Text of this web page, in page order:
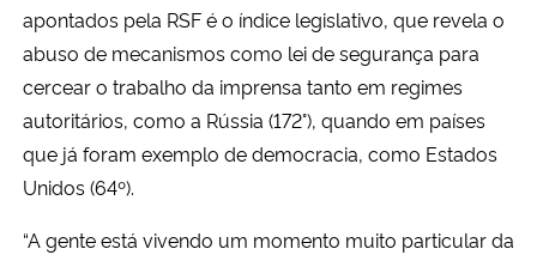
apontados pela RSF é o índice legislativo, que revela o
abuso de mecanismos como lei de segurança para
cercear o trabalho da imprensa tanto em regimes
autoritários, como a Rússia (172°), quando em países
que já foram exemplo de democracia, como Estados
Unidos (64º).
“A gente está vivendo um momento muito particular da